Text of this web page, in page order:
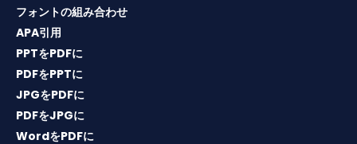
フォントの組み合わせ
APA引用
PPTをPDFに
PDFをPPTに
JPGをPDFに
PDFをJPGに
WordをPDFに